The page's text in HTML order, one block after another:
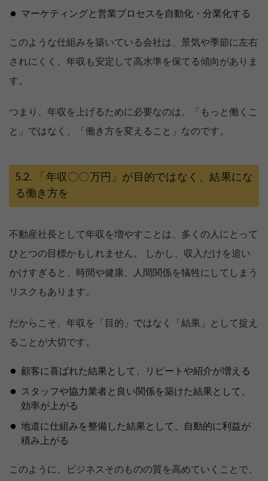
マーケティングと営業プロセスを自動化・分業化する
このような仕組みを築いている会社は、景気や季節に左右
されにくく、年収も安定して高水準を保てる傾向がありま
す。
つまり、年収を上げるために必要なのは、「もっと働くこ
と」ではなく、「働き方を変えること」なのです。
「年収〇〇万円」が目的ではなく、結果にな
る働き方を
不動産社長として年収を増やすことは、多くの人にとって
ひとつの目標かもしれません。 しかし、収入だけを追い
かけすぎると、時間や健康、人間関係を犠牲にしてしまう
リスクもあります。
だからこそ、年収を「目的」ではなく「結果」として捉え
ることが大切です。
顧客に喜ばれた結果として、リピートや紹介が増える
スタッフや協力業者と良い関係を築けた結果として、
効率が上がる
地道に仕組みを整備した結果として、自動的に利益が
積み上がる
このように、ビジネスそのものの質を高めていくことで、